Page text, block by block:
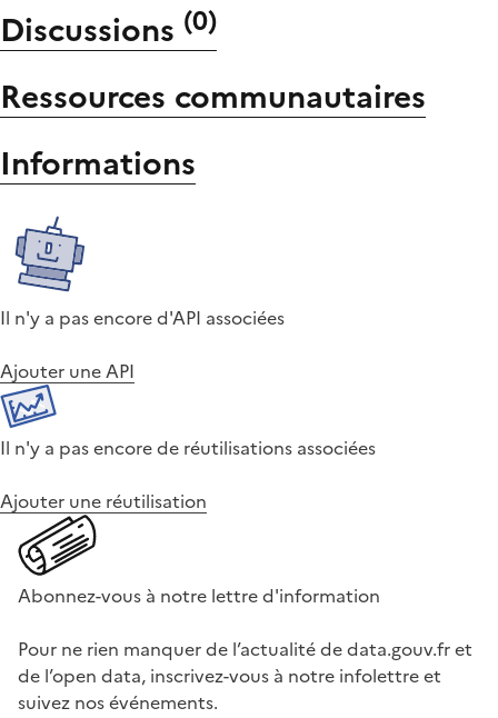
Discussions (0)
Ressources communautaires
Informations
Il n'y a pas encore d'API associées
Ajouter une API
Il n'y a pas encore de réutilisations associées
Ajouter une réutilisation
Abonnez-vous à notre lettre d'information
Pour ne rien manquer de l’actualité de data.gouv.fr et
de l’open data, inscrivez-vous à notre infolettre et
suivez nos événements.